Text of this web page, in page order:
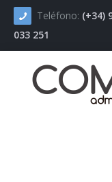
Teléfono: (+34)
033 251